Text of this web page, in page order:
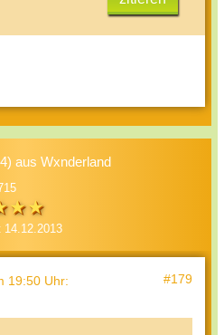
aus Wxnderland
14.12.2013
19:50 Uhr: #179